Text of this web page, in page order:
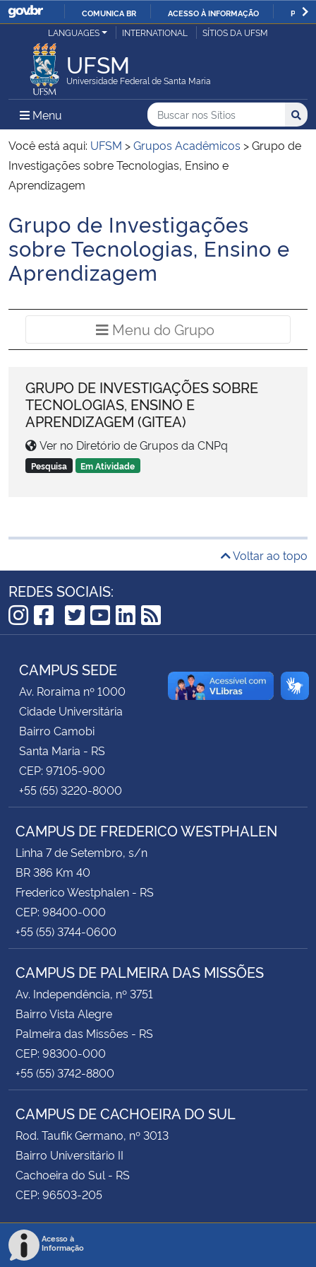
IR
COMUNICA BR ACESSO À INFORMAÇÃO
Ministério da Justiça e Segurança Pública
Ministério da Defesa
Ministério das Relações Exteriores
Ministério da Economia
Ministério da Infraestrutura
Ministério da Agricultura, Pecuária e Abastecimento
Ministério de Minas e Energia
Ministério da Ciência, Tecnologia, Inovações e Comunicações
Controladoria-Geral da União
Ministério da Mulher, da Família e dos Direitos Humanos
Secretaria-Geral
Advocacia-Geral da União
Planalto
LANGUAGES INTERNATIONAL SÍTIOS DA UFSM
UFSM
Universidade Federal de Santa Maria
Menu Menu Principal do Sítio
Busca
Buscar no nos Sítios
Busca:
Você está aqui: UFSM >Grupos Acadêmicos >Grupo de
Investigações sobre Tecnologias, Ensino e
Aprendizagem
Início do conteúdo
Grupo de Investigações
sobre Tecnologias, Ensino e
Aprendizagem
Menu do Grupo
GRUPO DE INVESTIGAÇÕES SOBRE
TECNOLOGIAS, ENSINO E
APRENDIZAGEM (GITEA)
Ver no Diretório de Grupos da CNPq
Pesquisa Em Atividade
Voltar ao topo
REDES SOCIAIS:
Instagram
Facebook
TikTok
Twitter
YouTube
LinkedIn
RSS
CAMPUS SEDE
Av. Roraima nº 1000
Cidade Universitária
Bairro Camobi
Santa Maria - RS
CEP: 97105-900
+55 (55) 3220-8000
CAMPUS DE FREDERICO WESTPHALEN
Linha 7 de Setembro, s/n
BR 386 Km 40
Frederico Westphalen - RS
CEP: 98400-000
+55 (55) 3744-0600
CAMPUS DE PALMEIRA DAS MISSÕES
Av. Independência, nº 3751
Bairro Vista Alegre
Palmeira das Missões - RS
CEP: 98300-000
+55 (55) 3742-8800
CAMPUS DE CACHOEIRA DO SUL
Rod. Taufik Germano, nº 3013
Bairro Universitário II
Cachoeira do Sul - RS
CEP: 96503-205
Acesso à
Informação